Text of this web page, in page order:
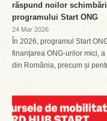
răspund noilor
programului Start ONG
24 Mar 2026
În 2026, programul Start
finanțarea ONG-urilor mici,
din România, precum și